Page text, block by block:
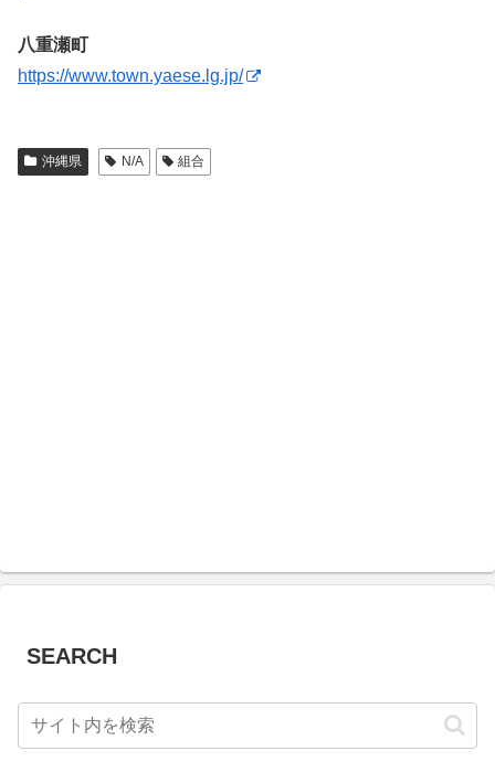
八重瀬町
https://www.town.yaese.lg.jp/
沖縄県 N/A 組合
SEARCH